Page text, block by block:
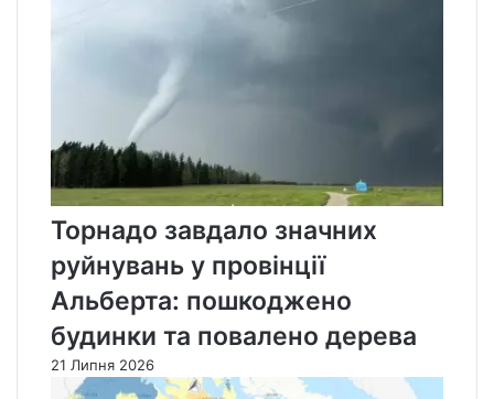
Торнадо завдало значних
руйнувань у провінції
Альберта: пошкоджено
будинки та повалено дерева
21 Липня 2026